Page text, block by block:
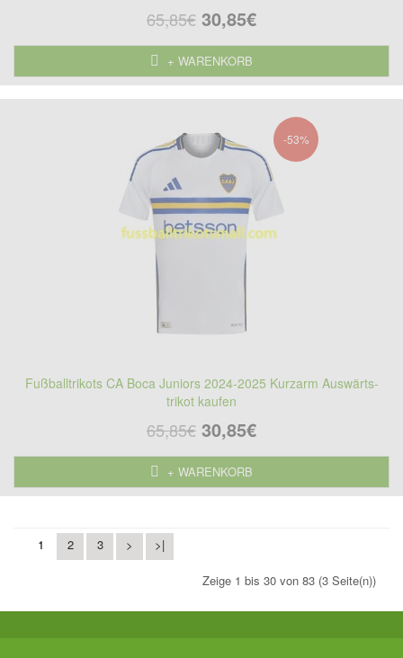
65,85€ 30,85€
+ WARENKORB
-53%
Fußballtrikots CA Boca Juniors 2024-2025 Kurzarm Auswärts-
trikot kaufen
65,85€ 30,85€
+ WARENKORB
1 2 3 > >|
Zeige 1 bis 30 von 83 (3 Seite(n))